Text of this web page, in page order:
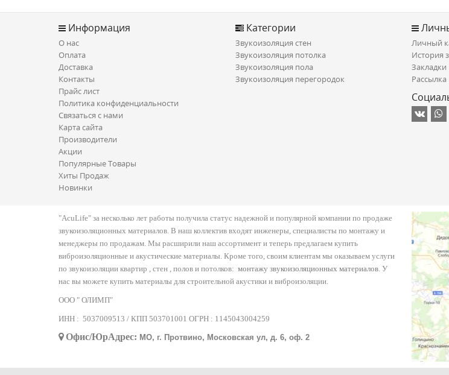
Информация
О нас
Оплата
Доставка
Контакты
Прайс лист
Политика конфиденциальности
Связаться с нами
Карта сайта
Производители
Акции
Популярные Товары
Хиты Продаж
Новинки
Категории
Звукоизоляция стен
Звукоизоляция потолка
Звукоизоляция пола
Звукоизоляция перегородок
Личный
История
Закладки
Рассылка
"AcuLife" за несколько лет работы получила статус надежной и популярной компании по продаже
звукоизоляционных материалов. В наш коллектив входят инженеры, специалисты по монтажу и
менеджеры по продажам. Мы расширили наш ассортимент и теперь предлагаем купить
виброизоляционные и акустические материалы. Кроме того, своим клиентам мы оказываем услуги
по звукоизоляции квартир , стен , полов и потолков: монтажу звукоизоляционных материалов . У
нас вы можете купить материалы для строительной акустики и виброизоляции.
ООО " ОЛИМП"
ИНН : 5037009513 / КПП 503701001 ОГРН : 1145043004259
Офис/ЮрАдрес: МО, г. Протвино, Московская ул, д. 6, оф. 2